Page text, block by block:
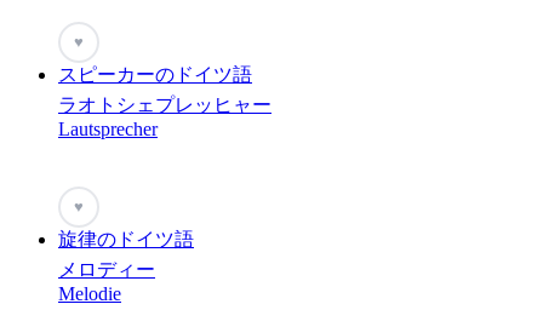
♥
スピーカーのドイツ語
ラオトシェプレッヒャー
Lautsprecher
♥
旋律のドイツ語
メロディー
Melodie